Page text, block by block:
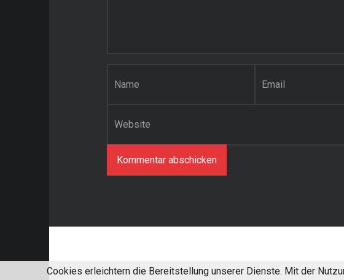
Cookies erleichtern die Bereitstellung unserer Dienste. Mit der